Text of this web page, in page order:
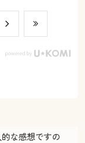
な感想ですの